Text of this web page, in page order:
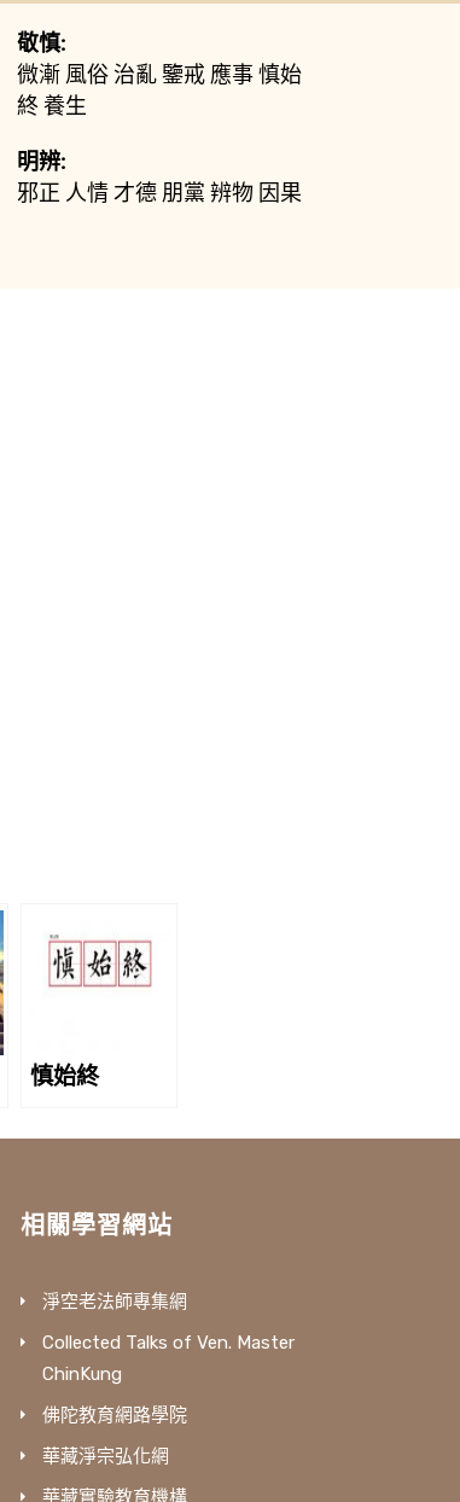
敬慎:
微漸 風俗 治亂鑒戒 應事慎始
終養生
明辨:
邪正 人情才德 朋黨 辨物 因果
慎始終
相關學習網站
淨空老法師專集網
Collected Talks of Ven. Master
ChinKung
佛陀教育網路學院
華藏淨宗弘化網
華藏實驗教育機構